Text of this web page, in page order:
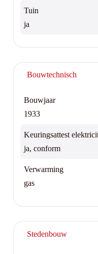
Tuin
ja
Bouwtechnisch
Bouwjaar
1933
Keuringsattest
ja, conform
Verwarming
gas
Stedenbouw